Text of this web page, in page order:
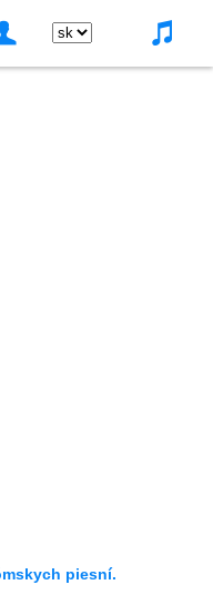
piesní.